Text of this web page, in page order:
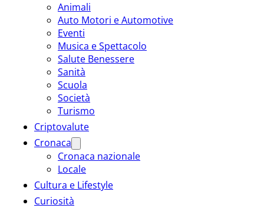
Animali
Auto Motori e Automotive
Eventi
Musica e Spettacolo
Salute Benessere
Sanità
Scuola
Società
Turismo
Criptovalute
Cronaca
Cronaca nazionale
Locale
Cultura e Lifestyle
Curiosità